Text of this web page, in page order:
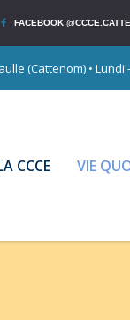
FACEBOOK
(Cattenom) • Lundi
CCCE VIE